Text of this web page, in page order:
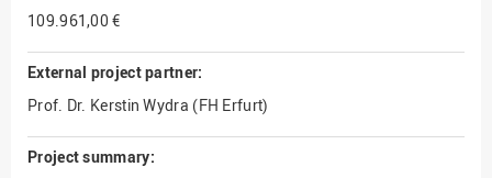
109.961,00 €
External project partner:
Prof. Dr. Kerstin Wydra (FH Erfurt)
Project summary: